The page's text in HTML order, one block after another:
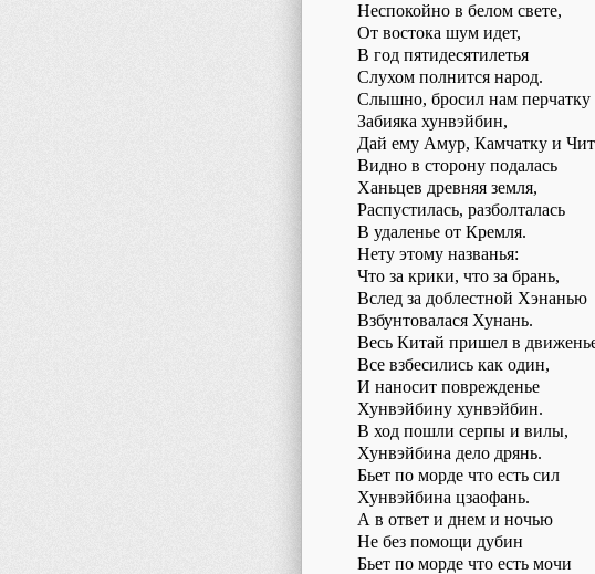
Неспокойно в белом свете,
От востока шум идет,
В год пятидесятилетья
Слухом полнится народ.
Слышно, бросил нам перчатку
Забияка хунвэйбин,
Дай ему Амур, Камчатку и
Видно в сторону подалась
Ханьцев древняя земля,
Распустилась, разболталась
В удаленье от Кремля.
Нету этому названья:
Что за крики, что за брань,
Вслед за доблестной Хэнанью
Взбунтовалася Хунань.
Весь Китай пришел в
Все взбесились как один,
И наносит поврежденье
Хунвэйбину хунвэйбин.
В ход пошли серпы и вилы,
Хунвэйбина дело дрянь.
Бьет по морде что есть сил
Хунвэйбина цзаофань.
А в ответ и днем и ночью
Не без помощи дубин
Бьет по морде что есть мочи